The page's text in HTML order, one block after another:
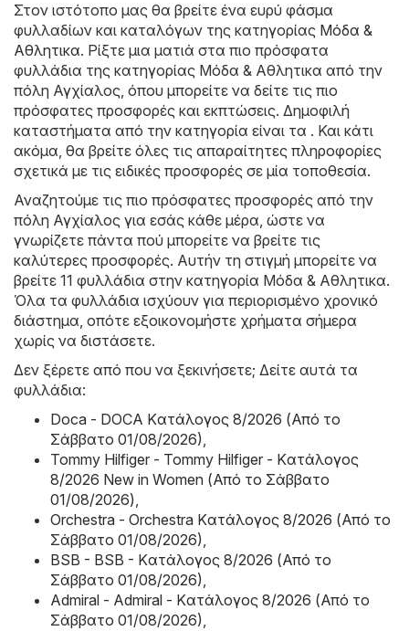
Στον ιστότοπο μας θα βρείτε ένα ευρύ φάσμα
φυλλαδίων και καταλόγων της κατηγορίας Μόδα &
Aθλητικα. Ρίξτε μια ματιά στα πιο πρόσφατα
φυλλάδια της κατηγορίας Μόδα & Aθλητικα από την
πόλη Αγχίαλος, όπου μπορείτε να δείτε τις πιο
πρόσφατες προσφορές και εκπτώσεις. Δημοφιλή
καταστήματα από την κατηγορία είναι τα . Και κάτι
ακόμα, θα βρείτε όλες τις απαραίτητες πληροφορίες
σχετικά με τις ειδικές προσφορές σε μία τοποθεσία.
Αναζητούμε τις πιο πρόσφατες προσφορές από την
πόλη Αγχίαλος για εσάς κάθε μέρα, ώστε να
γνωρίζετε πάντα πού μπορείτε να βρείτε τις
καλύτερες προσφορές. Αυτήν τη στιγμή μπορείτε να
βρείτε 11 φυλλάδια στην κατηγορία Μόδα & Aθλητικα.
Όλα τα φυλλάδια ισχύουν για περιορισμένο χρονικό
διάστημα, οπότε εξοικονομήστε χρήματα σήμερα
χωρίς να διστάσετε.
Δεν ξέρετε από που να ξεκινήσετε; Δείτε αυτά τα
φυλλάδια:
Doca - DOCA Kατάλογος 8/2026 (Από το
Σάββατο 01/08/2026),
Tommy Hilfiger - Tommy Hilfiger - Kατάλογος
8/2026 New in Women (Από το Σάββατο
01/08/2026),
Orchestra - Orchestra Kατάλογος 8/2026 (Από το
Σάββατο 01/08/2026),
BSB - BSB - Kατάλογος 8/2026 (Από το
Σάββατο 01/08/2026),
Admiral - Admiral - Kατάλογος 8/2026 (Από το
Σάββατο 01/08/2026),